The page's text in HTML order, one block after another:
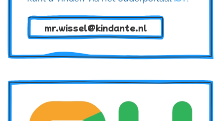
mr.wissel@kindante.nl